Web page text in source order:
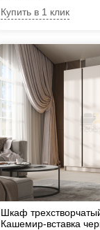
Купить в 1 клик
Шкаф
Кашемир-вставка